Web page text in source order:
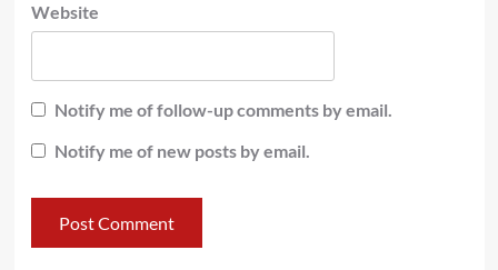
Website
Notify me of follow-up comments by email.
Notify me of new posts by email.